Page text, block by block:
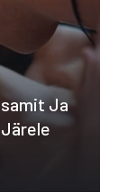
Ja